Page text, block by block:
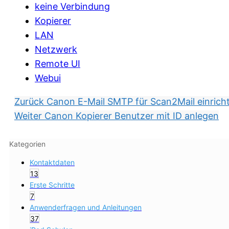
keine Verbindung
Kopierer
LAN
Netzwerk
Remote UI
Webui
Zurück Canon E-Mail SMTP für Scan2Mail
Weiter Canon Kopierer Benutzer mit ID anlegen
Kategorien
Kontaktdaten
13
Erste Schritte
7
Anwenderfragen und Anleitungen
37